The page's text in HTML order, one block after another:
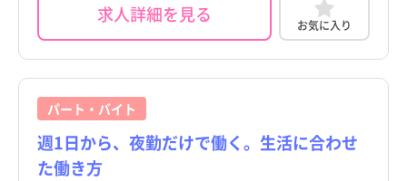
求人詳細を見る お気に入り
パート・バイト
週1日から、夜勤だけで働く。生活に合わせ
た働き方